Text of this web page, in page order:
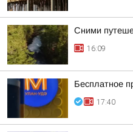
Сними
16:09
Бесплатное
17:40